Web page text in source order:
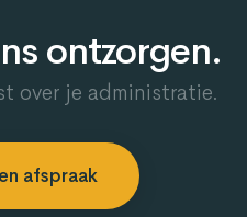
ontzorgen.
over je administratie.
afspraak